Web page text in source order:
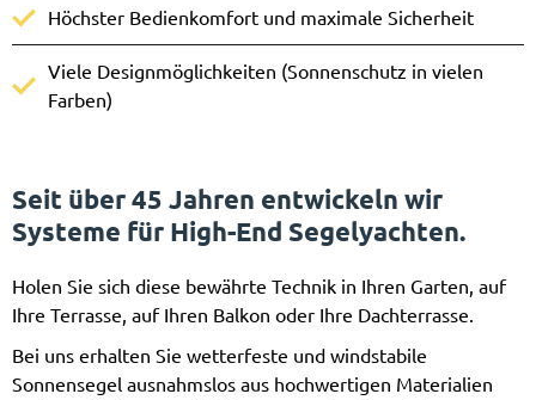
Höchster Bedienkomfort und maximale Sicherheit
Viele Designmöglichkeiten (Sonnenschutz in vielen
Farben)
Seit über 45 Jahren entwickeln wir
Systeme für High-End Segelyachten.
Holen Sie sich diese bewährte Technik in Ihren Garten, auf
Ihre Terrasse, auf Ihren Balkon oder Ihre Dachterrasse.
Bei uns erhalten Sie wetterfeste und windstabile
Sonnensegel ausnahmslos aus hochwertigen Materialien